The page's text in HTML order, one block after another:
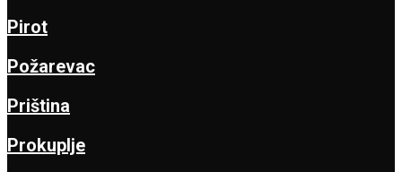
Pirot
Požarevac
Priština
Prokuplje